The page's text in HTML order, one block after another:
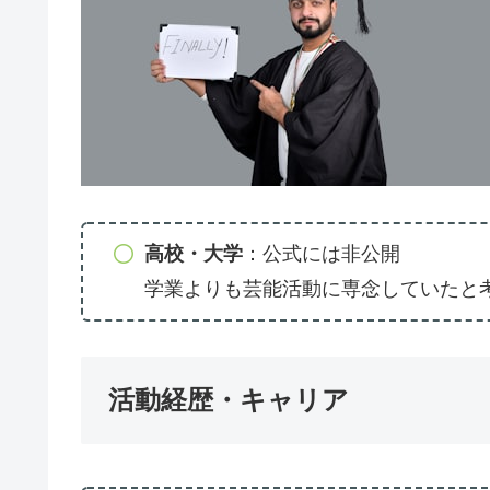
高校・大学 ：公式には非公開
学業よりも芸能活動に専念していたと
活動経歴・キャリア